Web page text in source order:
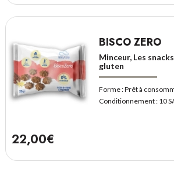
BISCO ZERO
Minceur, Les
gluten
Forme :Prêt à
Conditionnement : 10
22,00€